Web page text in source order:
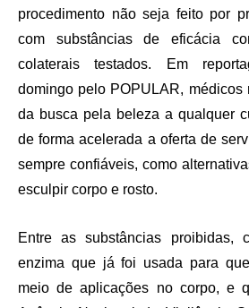
procedimento não seja feito por
com substâncias de eficácia
colaterais testados. Em
domingo pelo POPULAR, médicos
da busca pela beleza a qualquer
de forma acelerada a oferta de
sempre confiáveis, como
esculpir corpo e rosto.
Entre as substâncias proibidas,
enzima que já foi usada para
meio de aplicações no corpo, e